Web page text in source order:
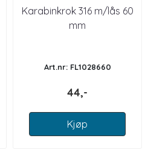
Karabinkrok 316 m/lås 60
mm
Art.nr: FL1028660
44,-
Kjøp